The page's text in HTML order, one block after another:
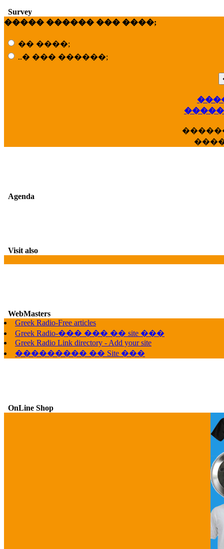
Survey
����� ������ ��� ����;
�� ����;
..� ��� ������;
Agenda
Visit also
WebMasters
Greek Radio-Free articles
Greek Radio-��� ��� �� site ���
Greek Radio Link directory - Add your site
��������� �� Site ���
OnLine Shop